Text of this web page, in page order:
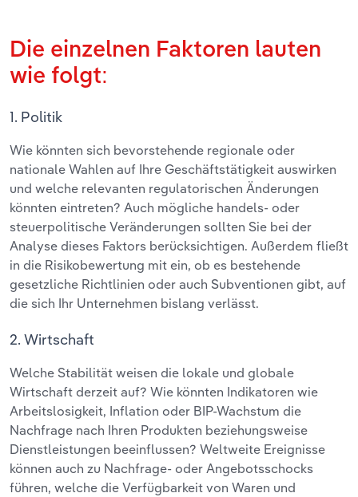
Die einzelnen Faktoren lauten
wie folgt:
1. Politik
Wie könnten sich bevorstehende regionale oder
nationale Wahlen auf Ihre Geschäftstätigkeit auswirken
und welche relevanten regulatorischen Änderungen
könnten eintreten? Auch mögliche handels- oder
steuerpolitische Veränderungen sollten Sie bei der
Analyse dieses Faktors berücksichtigen. Außerdem fließt
in die Risikobewertung mit ein, ob es bestehende
gesetzliche Richtlinien oder auch Subventionen gibt, auf
die sich Ihr Unternehmen bislang verlässt.
2. Wirtschaft
Welche Stabilität weisen die lokale und globale
Wirtschaft derzeit auf? Wie könnten Indikatoren wie
Arbeitslosigkeit, Inflation oder BIP-Wachstum die
Nachfrage nach Ihren Produkten beziehungsweise
Dienstleistungen beeinflussen? Weltweite Ereignisse
können auch zu Nachfrage- oder Angebotsschocks
führen, welche die Verfügbarkeit von Waren und